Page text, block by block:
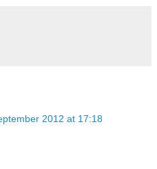
2012 at 17:18